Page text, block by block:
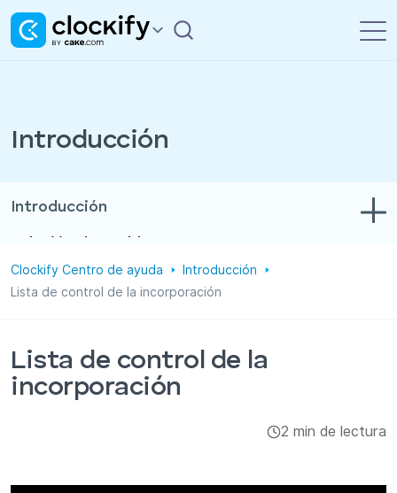
Introducción
Introducción
Control de tiempo y gastos
Proyectos
Administración
Clockify Centro de ayuda
Introducción
Lista de control de la incorporación
Lista de control de la
incorporación
2 min de lectura